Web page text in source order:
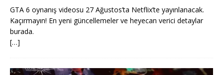
GTA 6 oynanış videosu 27 Ağustos’ta Netflix’te yayınlanacak.
Kaçırmayın! En yeni güncellemeler ve heyecan verici detaylar
burada.
[…]